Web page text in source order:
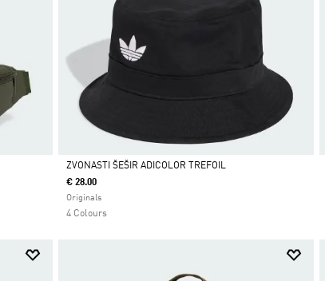
Da
ZVONASTI ŠEŠIR ADICOLOR TREFOIL
€ 28.00
Originals
4 Colours